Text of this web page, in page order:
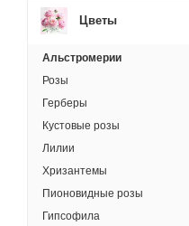
Цветы
Альстромерии
Розы
Герберы
Кустовые розы
Лилии
Хризантемы
Пионовидные розы
Гипсофила